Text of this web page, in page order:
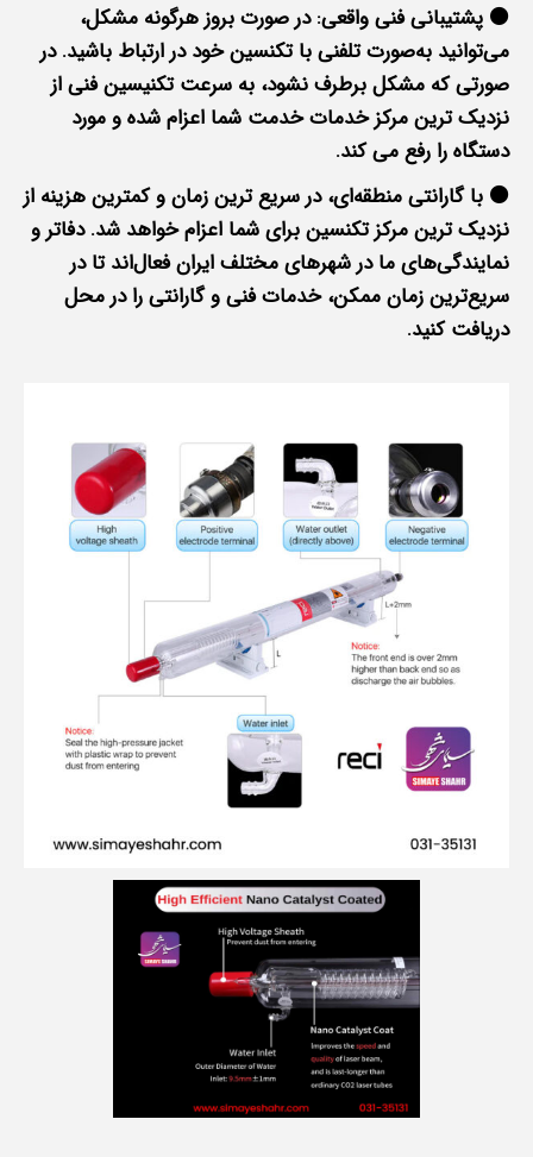
🟠 پشتیبانی فنی واقعی: در صورت بروز هرگونه مشکل،
می‌توانید به‌صورت تلفنی با تکنسین خود در ارتباط باشید. در
صورتی که مشکل برطرف نشود، به سرعت تکنیسین فنی از
نزدیک ترین مرکز خدمات خدمت شما اعزام شده و مورد
دستگاه را رفع می کند.
🟠 با گارانتی منطقه‌ای، در سریع ترین زمان و کمترین هزینه از
نزدیک ترین مرکز تکنسین برای شما اعزام خواهد شد. دفاتر و
نمایندگی‌های ما در شهرهای مختلف ایران فعال‌اند تا در
سریع‌ترین زمان ممکن، خدمات فنی و گارانتی را در محل
دریافت کنید.